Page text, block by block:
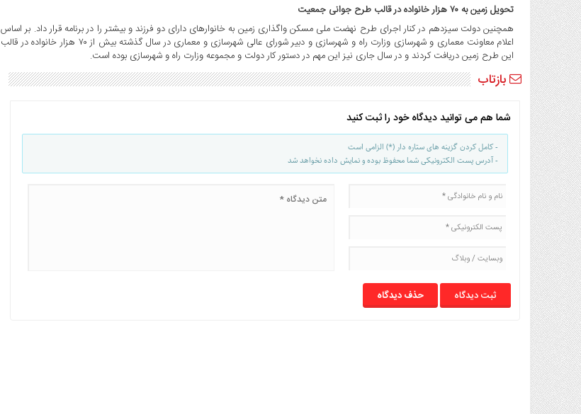
تحویل زمین به ۷۰ هزار خانواده در قالب طرح جوانی جمعیت
همچنین دولت سیزدهم در کنار اجرای طرح نهضت ملی مسکن واگذاری زمین به خانوارهای دارای دو فرزند و بیشتر را در برنامه قرار داد. بر اساس
اعلام معاونت معماری و شهرسازی وزارت راه و شهرسازی و دبیر شورای عالی شهرسازی و معماری در سال گذشته بیش از ۷۰ هزار خانواده در قالب
این طرح زمین دریافت کردند و در سال جاری نیز این مهم در دستور کار دولت و مجموعه وزارت راه و شهرسازی بوده است.
بازتاب
شما هم می توانید دیدگاه خود را ثبت کنید
- کامل کردن گزینه های ستاره دار (*) الزامی است
- آدرس پست الکترونیکی شما محفوظ بوده و نمایش داده نخواهد شد
حذف دیدگاه